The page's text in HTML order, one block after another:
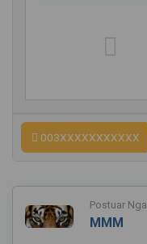
003XXXXXXXXXXX
Postuar Nga
MMM